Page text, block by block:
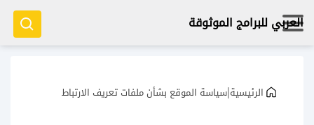
العربي للبرامج الموثوقة
الرئيسية|سياسة الموقع بشأن ملفات تعريف الارتباط